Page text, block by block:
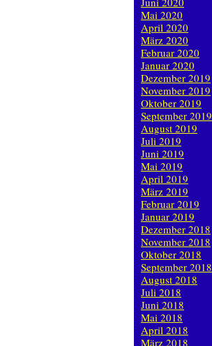
Mai 2020
April 2020
März 2020
Februar 2020
Januar 2020
Dezember 2019
November 2019
Oktober 2019
September 2019
August 2019
Juli 2019
Juni 2019
Mai 2019
April 2019
März 2019
Februar 2019
Januar 2019
Dezember 2018
November 2018
Oktober 2018
September 2018
August 2018
Juli 2018
Juni 2018
Mai 2018
April 2018
März 2018